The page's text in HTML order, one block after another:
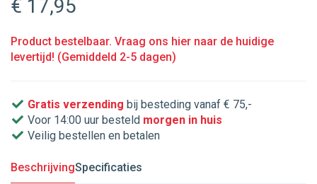
€ 17,95
Product bestelbaar. Vraag ons hier naar de huidige
levertijd! (Gemiddeld 2-5 dagen)
Gratis verzending bij besteding vanaf € 75,-
Voor 14:00 uur besteld morgen in huis
Veilig bestellen en betalen
BeschrijvingSpecificaties